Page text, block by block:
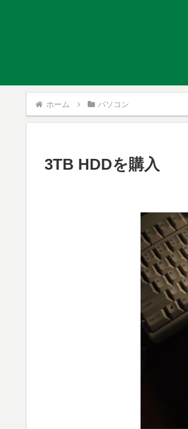
ホーム パソコン
3TB HDDを購入